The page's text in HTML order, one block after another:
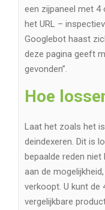
een zijpaneel met 4
het URL –
Googlebot haast
deze pagina geeft
gevonden”.
Hoe
Laat het zoals het
deindexeren. Dit is
bepaalde reden niet
aan de
verkoopt. U kunt de
vergelijkbare